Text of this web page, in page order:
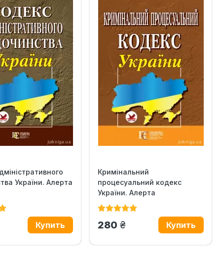
України. Алерта
Кримінальний
процесуальний кодекс
України. Алерта
280 грн.